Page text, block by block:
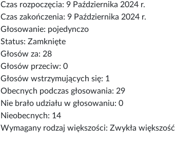
Czas rozpoczęcia: 9 Października 2024 r.
Czas zakończenia: 9 Października 2024 r.
Głosowanie: pojedynczo
Status: Zamknięte
Głosów za: 28
Głosów przeciw: 0
Głosów wstrzymujących się: 1
Obecnych podczas głosowania: 29
Nie brało udziału w głosowaniu: 0
Nieobecnych: 14
Wymagany rodzaj większości: Zwykła większość